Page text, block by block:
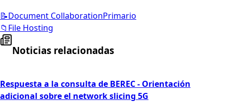
📝Document CollaborationPrimario
📁 File Hosting
Noticias relacionadas
Respuesta a la consulta de BEREC - Orientación
adicional sobre el network slicing 5G